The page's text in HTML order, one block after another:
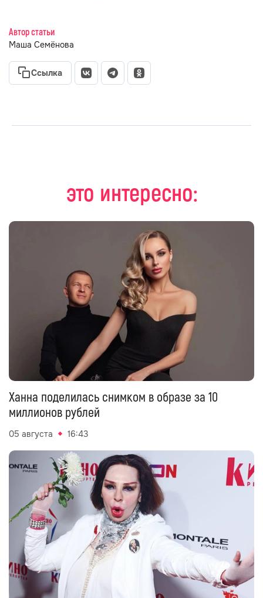
Автор статьи
Маша Семёнова
Ссылка
это интересно:
Ханна поделилась снимком в образе за 10
миллионов рублей
05 августа 16:43